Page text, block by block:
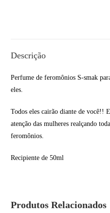
Descrição
Perfume de feromônios S-smak
eles.
Todos eles cairão diante de você!!
atenção das mulheres realçando
feromônios.
Recipiente de 50ml
Produtos Relacionados